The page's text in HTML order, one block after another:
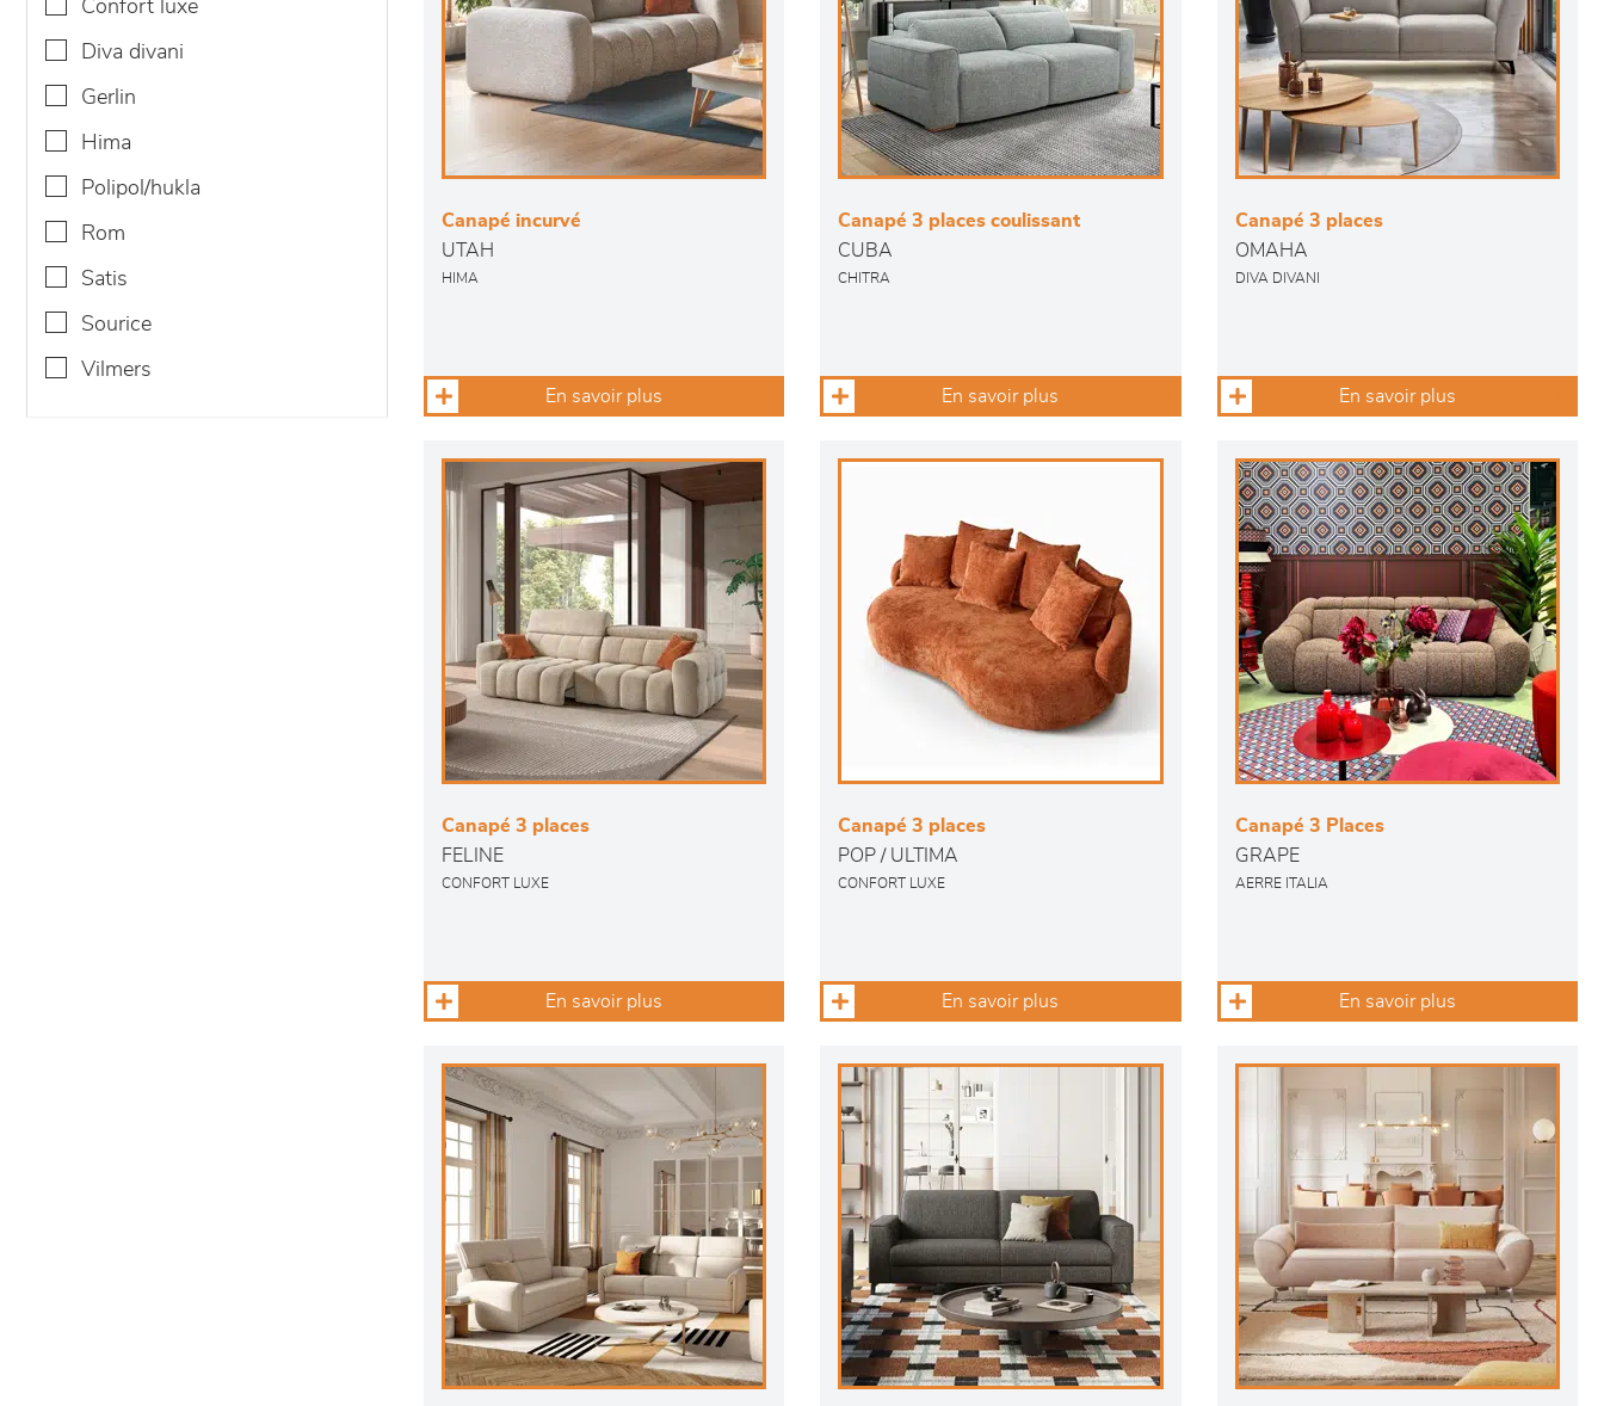
confort luxe
diva divani
gerlin
hima
polipol/hukla
rom
satis
sourice
vilmers
Canapé incurvé
UTAH
HIMA
En savoir plus
Canapé 3 places coulissant
CUBA
CHITRA
En savoir plus
Canapé 3 places
OMAHA
DIVA DIVANI
En savoir plus
Canapé 3 places
FELINE
CONFORT LUXE
En savoir plus
Canapé 3 places
POP / ULTIMA
CONFORT LUXE
En savoir plus
Canapé 3 Places
GRAPE
AERRE ITALIA
En savoir plus